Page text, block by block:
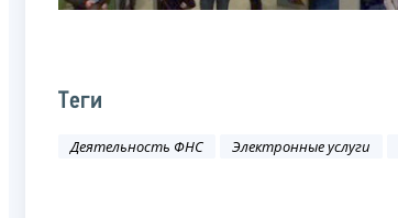
Теги
Деятельность ФНС Электронные услуги